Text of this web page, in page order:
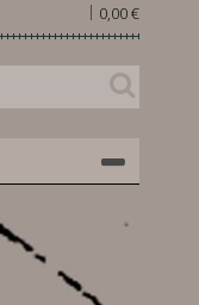
0,00 €
|